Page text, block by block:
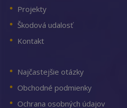
Projekty
Škodová udalosť
Kontakt
Najčastejšie otázky
Obchodné podmienky
Ochrana osobných údajov